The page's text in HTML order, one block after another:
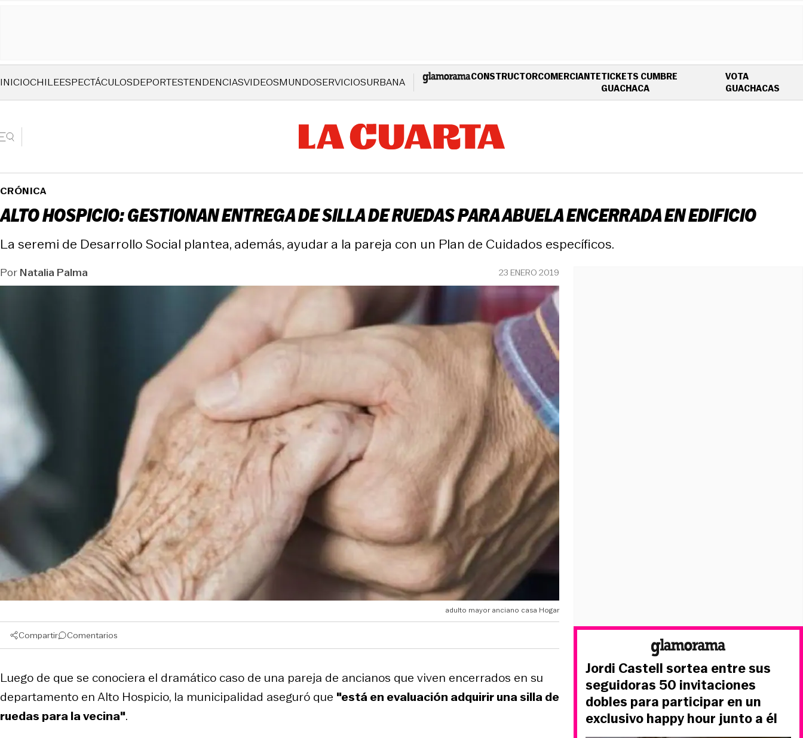
INICIOCHILEESPECTÁCULOSDEPORTESTENDENCIASVIDEOSMUNDOSERVICIOSURBANA CONSTRUCTORCOMERCIANTETICKETS CUMBRE
GUACHACAOPENS IN NEW WINDOW
VOTA
GUACHACAS
CRÓNICA
ALTO HOSPICIO: GESTIONAN ENTREGA DE SILLA DE RUEDAS PARA ABUELA ENCERRADA EN EDIFICIO
La seremi de Desarrollo Social plantea, además, ayudar a la pareja con un Plan de Cuidados específicos.
PorNatalia Palma 23 ENERO 2019
adulto mayor anciano casa Hogar
Compartir Comentarios
Luego de que se conociera el dramático caso de una pareja de ancianos que viven encerrados en su
departamento en Alto Hospicio, la municipalidad aseguró que "está en evaluación adquirir una silla de
ruedas para la vecina".
Jordi Castell sortea entre sus
seguidoras 50 invitaciones
dobles para participar en un
exclusivo happy hour junto a él